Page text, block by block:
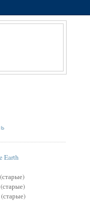
Earth
(старые)
(старые)
(старые)